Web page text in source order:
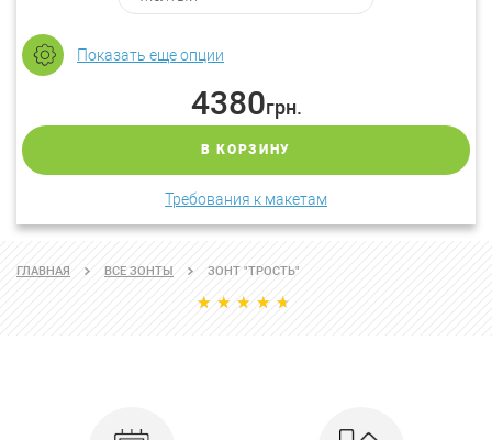
Показать еще опции
4380грн.
В КОРЗИНУ
Требования к макетам
ГЛАВНАЯ ВСЕ ЗОНТЫ ЗОНТ "ТРОСТЬ"